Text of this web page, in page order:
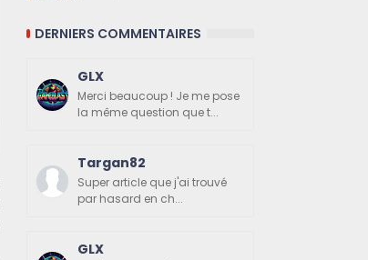
DERNIERS COMMENTAIRES
GLX
Merci beaucoup ! Je me pose
la même question que t...
Targan82
Super article que j'ai trouvé
par hasard en ch...
GLX